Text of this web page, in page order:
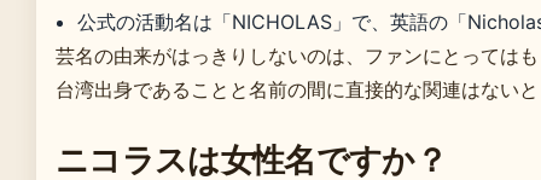
公式の活動名は「NICHOLAS」で、英語の「
芸名の由来がはっきりしないのは、ファンにとっては
台湾出身であることと名前の間に直接的な関連はない
ニコラスは女性名ですか？